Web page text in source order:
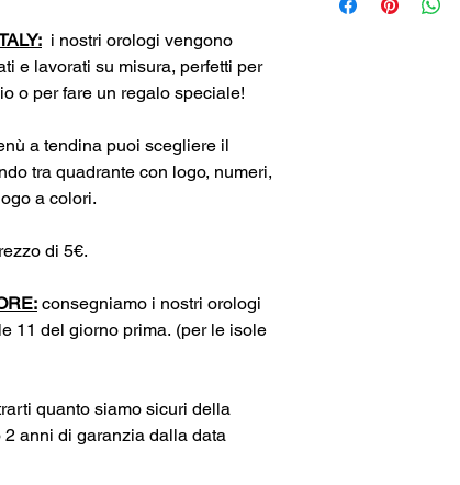
i nostri orologi vengono
e lavorati su misura, perfetti per
o per fare un regalo speciale!
a tendina puoi scegliere il
tra quadrante con logo, numeri,
a colori.
di 5€.
consegniamo i nostri orologi
11 del giorno prima. (per le isole
quanto siamo sicuri della
anni di garanzia dalla data